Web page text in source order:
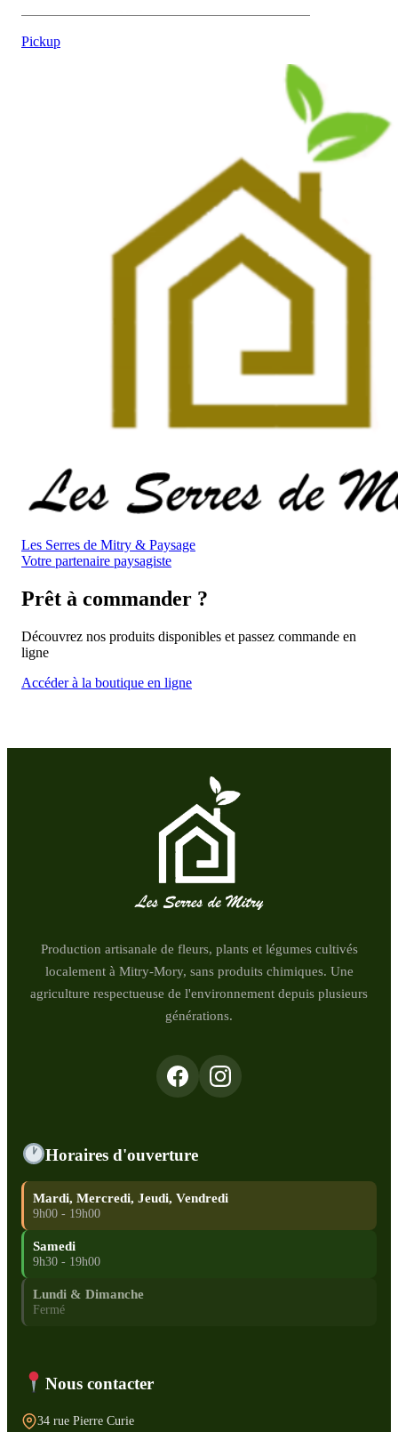
Pickup
Les Serres de Mitry & Paysage
Votre partenaire paysagiste
Prêt à commander ?
Découvrez nos produits disponibles et passez commande en
ligne
Accéder à la boutique en ligne
Production artisanale de fleurs, plants et légumes cultivés
localement à Mitry-Mory, sans produits chimiques. Une
agriculture respectueuse de l'environnement depuis plusieurs
générations.
Horaires d'ouverture
Mardi, Mercredi, Jeudi, Vendredi
9h00 - 19h00
Samedi
9h30 - 19h00
Lundi & Dimanche
Fermé
Nous contacter
34 rue Pierre Curie